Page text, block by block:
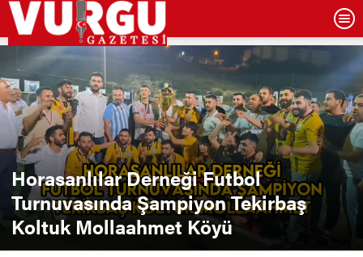
Horasanlılar Derneği Futbol
Turnuvasında Şampiyon Tekirbaş
Koltuk Mollaahmet Köyü